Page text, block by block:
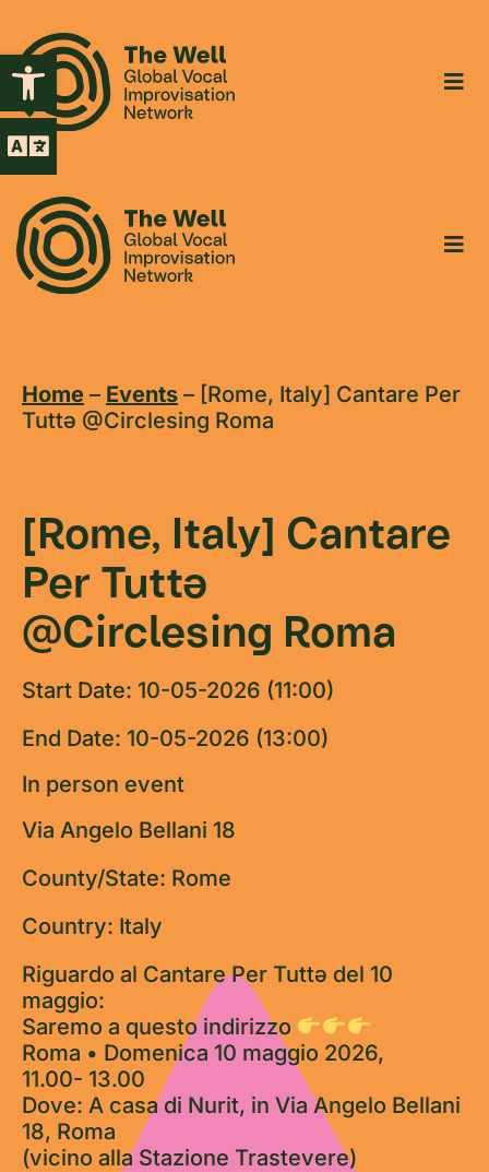
Open toolbar
Home – Events – [Rome, Italy] Cantare Per
Tuttə @Circlesing Roma
[Rome, Italy] Cantare
Per Tuttə
@Circlesing Roma
Start Date: 10-05-2026 (11:00)
End Date: 10-05-2026 (13:00)
In person event
Via Angelo Bellani 18
County/State: Rome
Country: Italy
Riguardo al Cantare Per Tuttə del 10
maggio:
Saremo a questo indirizzo
Roma • Domenica 10 maggio 2026,
11.00- 13.00
Dove: A casa di Nurit, in Via Angelo Bellani
18, Roma
(vicino alla Stazione Trastevere)